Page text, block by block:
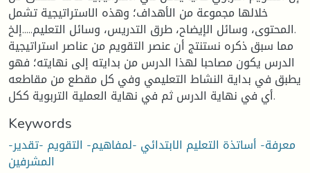
خلالها مجموعة من الأهداف؛ وهذه الاستراتيجية تشمل
المحتوى، وسائل الإيضاح، طرق التدريس، وسائل التعليم.....إلخ.
مما سبق ذكره نستنتج أن عنصر التقويم من عناصر استراتيجية
الدرس يكون مصاحبا لهذا الدرس من بدايته إلى نهايته؛ فهو
يطبق في بداية النشاط التعليمي وفي كل مقطع من مقاطعه
أي في نهاية الدرس ثم في نهاية العملية التربوية ككل.
Keywords
معرفة- أساتذة التعليم الابتدائي -لمفاهيم- التقويم -تقدير-
المشرفين